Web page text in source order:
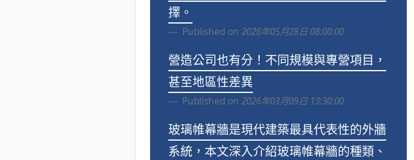
擇。
Published on 2026年05月28日 08:00:00
營造公司也有分！不同規模與專營項目，
甚至地區性差異
Published on 2026年03月09日 13:30:00
玻璃帷幕牆是現代建築最具代表性的外牆
系統，本文深入介紹玻璃帷幕牆的種類、